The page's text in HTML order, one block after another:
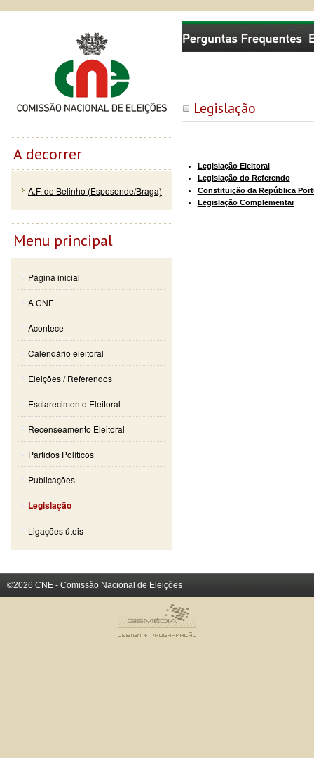
Legislação
Legislação Eleitoral
Legislação do Referendo
Constituição da República
Legislação Complementar
Comissão Nacional de Eleições
A decorrer
A.F. de Belinho (Esposende/Braga)
Menu principal
Página inicial
A CNE
Acontece
Calendário eleitoral
Eleições / Referendos
Esclarecimento Eleitoral
Recenseamento Eleitoral
Partidos Políticos
Publicações
Legislação
Ligações úteis
©2026 CNE - Comissão Nacional de Eleições